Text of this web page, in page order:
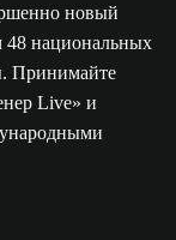
новый
48 национальных
Принимайте
Live» и